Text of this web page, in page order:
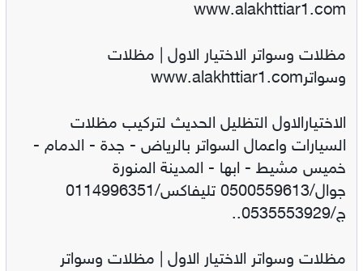
www.alakhttiar1.com
مظلات وسواتر الاختيار الاول | مظلات
وسواترwww.alakhttiar1.com
الاختيارالاول التظليل الحديث لتركيب مظلات
السيارات واعمال السواتر بالرياض - جدة - الدمام -
خميس مشيط - ابها - المدينة المنورة
جوال/0500559613 تليفاكس/0114996351
ج/0535553929..
مظلات وسواتر الاختيار الاول | مظلات وسواتر